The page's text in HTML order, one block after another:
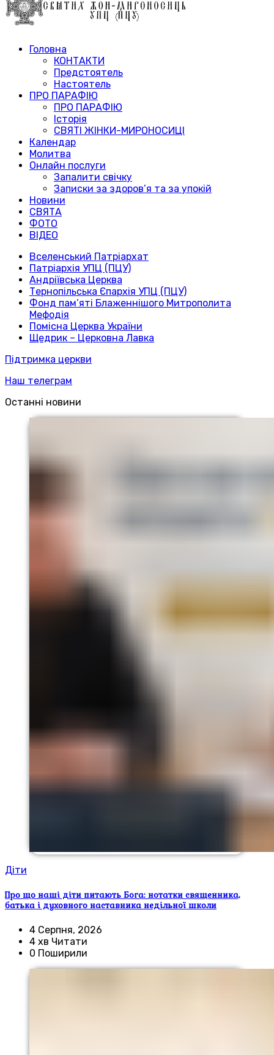
Головна
КОНТАКТИ
Предстоятель
Настоятель
ПРО ПАРАФІЮ
ПРО ПАРАФІЮ
Історія
СВЯТІ ЖІНКИ-МИРОНОСИЦІ
Календар
Молитва
Онлайн послуги
Запалити свічку
Записки за здоров’я та за упокій
Новини
СВЯТА
ФОТО
ВІДЕО
Вселенський Патріархат
Патріархія УПЦ (ПЦУ)
Андріївська Церква
Тернопільська Єпархія УПЦ (ПЦУ)
Фонд пам’яті Блаженнішого Митрополита
Мефодія
Помісна Церква України
Щедрик – Церковна Лавка
Підтримка церкви
Наш телеграм
Останні новини
Діти
Про що наші діти питають Бога: нотатки священника,
батька і духовного наставника недільної школи
4 Серпня, 2026
4 хв Читати
0 Поширили